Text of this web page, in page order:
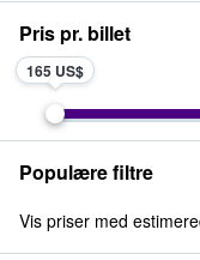
Pris pr. billet
165 US$
Populære filtre
Vis priser med